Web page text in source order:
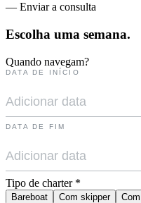
— Enviar a consulta
Escolha uma semana.
Quando navegam?
DATA DE INÍCIO
DATA DE FIM
Tipo de charter *
Bareboat Com skipper